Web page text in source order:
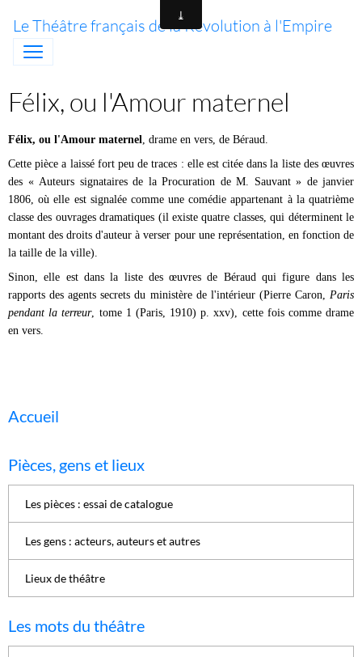
Le Théâtre français de la Révolution à l'Empire
Félix, ou l'Amour maternel
Félix, ou l'Amour maternel, drame en vers, de Béraud.
Cette pièce a laissé fort peu de traces : elle est citée dans la liste des œuvres
des « Auteurs signataires de la Procuration de M. Sauvant » de janvier
1806, où elle est signalée comme une comédie appartenant à la quatrième
classe des ouvrages dramatiques (il existe quatre classes, qui déterminent le
montant des droits d'auteur à verser pour une représentation, en fonction de
la taille de la ville).
Sinon, elle est dans la liste des œuvres de Béraud qui figure dans les
rapports des agents secrets du ministère de l'intérieur (Pierre Caron, Paris
pendant la terreur, tome 1 (Paris, 1910) p. xxv), cette fois comme drame
en vers.
Accueil
Pièces, gens et lieux
Les pièces : essai de catalogue
Les gens : acteurs, auteurs et autres
Lieux de théâtre
Les mots du théâtre